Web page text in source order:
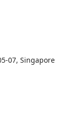
07, Singapore